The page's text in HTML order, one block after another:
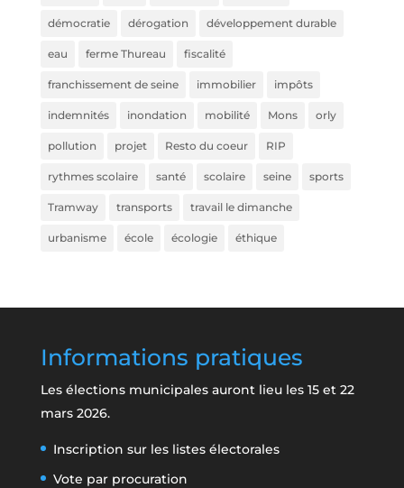
démocratie dérogation développement durable
eau ferme Thureau fiscalité
franchissement de seine immobilier impôts
indemnités inondation mobilité Mons orly
pollution projet Resto du coeur RIP
rythmes scolaire santé scolaire seine sports
Tramway transports travail le dimanche
urbanisme école écologie éthique
Informations pratiques
Les élections municipales auront lieu les 15 et 22
mars 2026.
Inscription sur les listes électorales
Vote par procuration